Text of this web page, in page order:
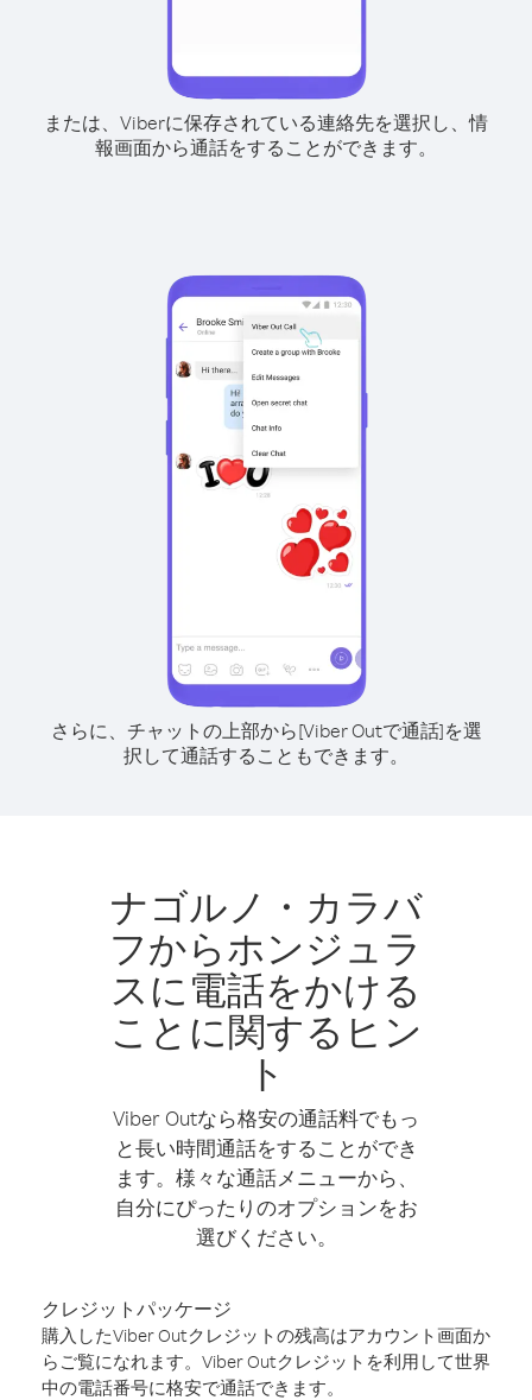
または、Viberに保存されている連絡先を選択し、情
報画面から通話をすることができます。
さらに、チャットの上部から[Viber Outで通話]を選
択して通話することもできます。
ナゴルノ・カラバ
フからホンジュラ
スに電話をかける
ことに関するヒン
ト
Viber Outなら格安の通話料でもっ
と長い時間通話をすることができ
ます。様々な通話メニューから、
自分にぴったりのオプションをお
選びください。
クレジットパッケージ
購入したViber Outクレジットの残高はアカウント画面か
らご覧になれます。Viber Outクレジットを利用して世界
中の電話番号に格安で通話できます。